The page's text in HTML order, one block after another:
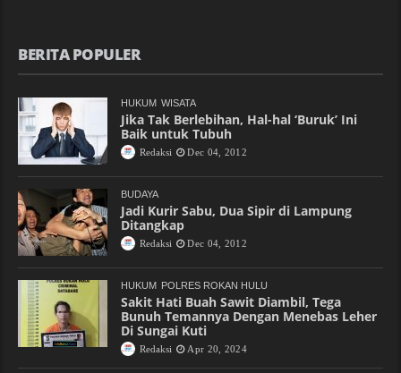
BERITA POPULER
HUKUM WISATA
Jika Tak Berlebihan, Hal-hal ‘Buruk’ Ini
Baik untuk Tubuh
Redaksi Dec 04, 2012
BUDAYA
Jadi Kurir Sabu, Dua Sipir di Lampung
Ditangkap
Redaksi Dec 04, 2012
HUKUM POLRES ROKAN HULU
Sakit Hati Buah Sawit Diambil, Tega
Bunuh Temannya Dengan Menebas Leher
Di Sungai Kuti
Redaksi Apr 20, 2024